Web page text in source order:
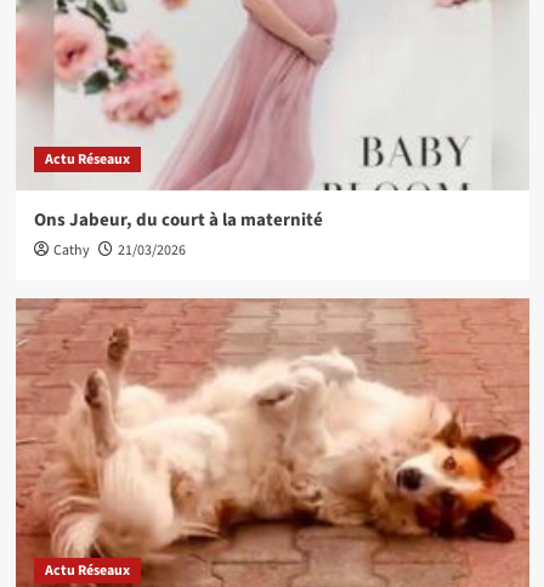
Actu Réseaux
Ons Jabeur, du court à la maternité
Cathy 21/03/2026
Actu Réseaux